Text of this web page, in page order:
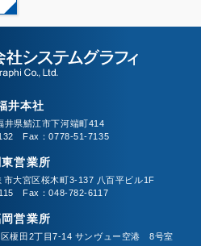
井本社
県鯖江市下河端町414
Fax：0778-51-7135
東営業所
大宮区桜木町3-137 八百平ビル1F
Fax：048-782-6117
営業所
榎田2丁目7-14 サンヴュー空港 8号室